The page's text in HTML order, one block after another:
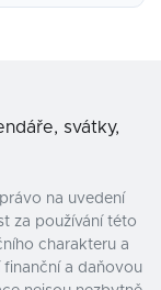
svátky,
na uvedení
za používání této
charakteru a
a daňovou